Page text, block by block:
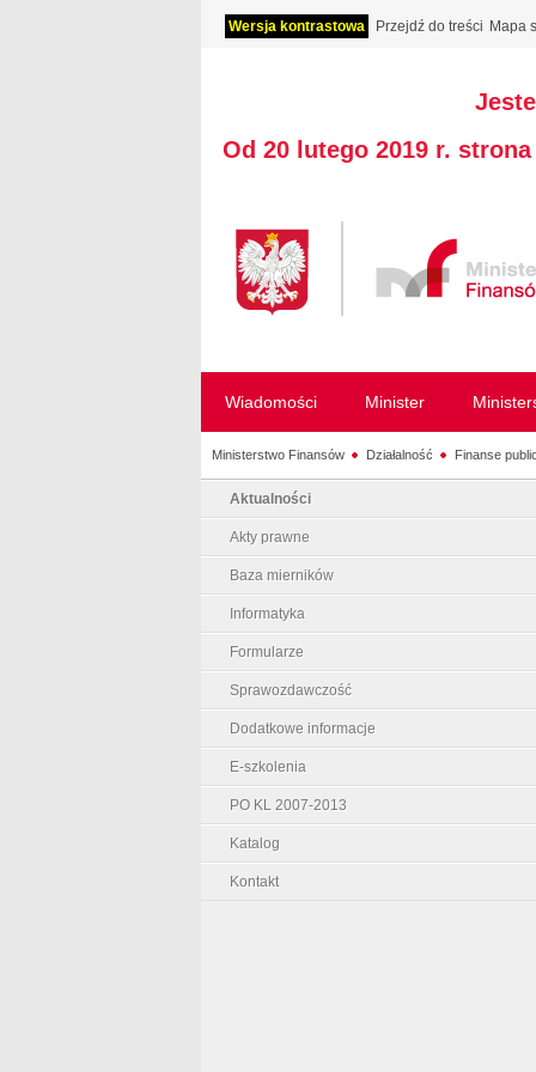
Wersja kontrastowa Przejdź do treści Mapa
Od 20 lutego 2019 r.
Wiadomości Minister
Ministerstwo Finansów Działalność Finanse
Aktualności
Akty prawne
Baza mierników
Informatyka
Formularze
Sprawozdawczość
Dodatkowe informacje
E-szkolenia
PO KL 2007-2013
Katalog
Kontakt